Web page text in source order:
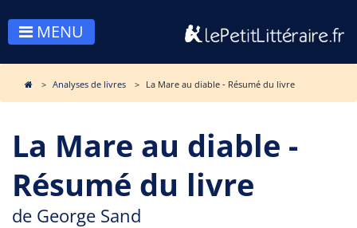
MENU
Analyses de livres La Mare au diable - Résumé du livre
La Mare au diable -
Résumé du livre
de George Sand